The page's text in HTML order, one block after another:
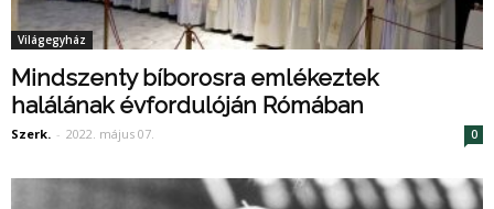
Világegyház
Mindszenty bíborosra emlékeztek
halálának évfordulóján Rómában
Szerk. - 2022. május 07. 0